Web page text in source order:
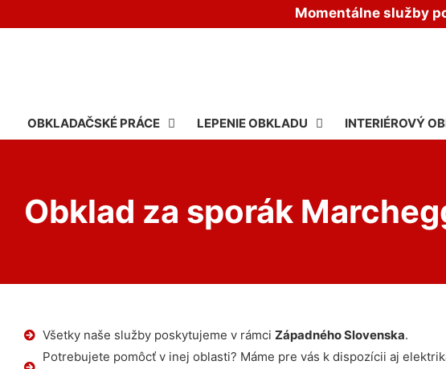
Momentálne služby
OBKLADAČSKÉ PRÁCE LEPENIE OBKLADU INTERIÉROVÝ
Obklad za sporák
Všetky naše služby poskytujeme v rámci Západného Slovenska.
Potrebujete pomôcť v inej oblasti? Máme pre vás k dispozícii aj